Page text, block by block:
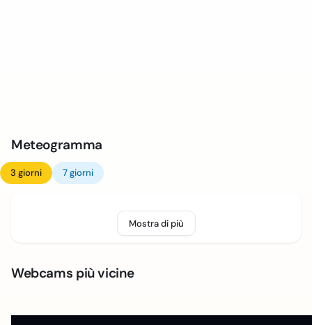
Meteogramma
3 giorni 7 giorni
Mostra di più
Webcams più vicine